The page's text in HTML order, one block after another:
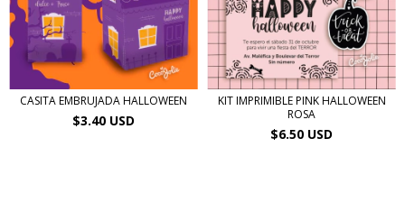
CASITA EMBRUJADA HALLOWEEN
$3.40 USD
KIT IMPRIMIBLE PINK HALLOWEEN
ROSA
$6.50 USD